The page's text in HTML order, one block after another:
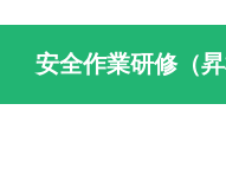
安全作業研修（昇